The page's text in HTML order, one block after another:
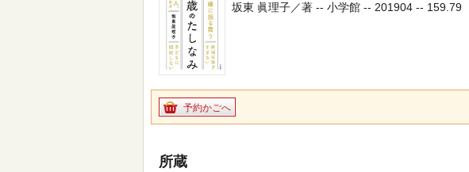
坂東 眞理子／著 -- 小学館 -- 201904 -- 159.79
予約かごへ
所蔵